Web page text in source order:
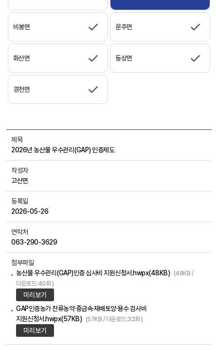
비봉면 운주면
화산면 동상면
경천면
제목
2026년 농산물 우수관리(GAP) 인증제도
작성자
고산면
등록일
2026-05-26
연락처
063-290-3629
첨부파일
농산물 우수관리(GAP)인증 심사비 지원신청서.hwpx(48KB) (48KB /
다운로드:40회 )
미리보기
GAP인증농가 잔류농약·중금속·재배토양·용수 검사비
지원신청서.hwpx(57KB) (57KB / 다운로드:32회 )
미리보기